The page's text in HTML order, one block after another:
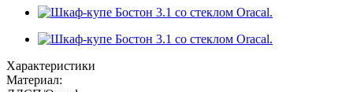
Характеристики
Материал: